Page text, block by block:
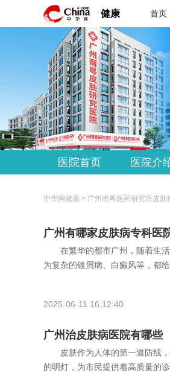
健康 首页
医院首页 医院介
中华网健康 > 广州南粤医药研究所皮肤
广州有哪家皮肤病专科医
在繁华的都市广州，随着生活
为复杂的银屑病、白癜风等，都
2025-06-11 16:12:40
广州治皮肤病医院有哪些
皮肤作为人体的第一道防线，
的明灯，为市民提供着高质量的